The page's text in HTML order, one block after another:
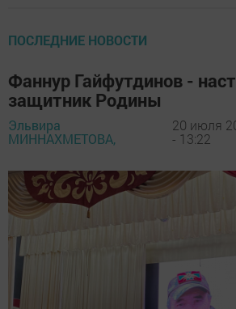
ПОСЛЕДНИЕ НОВОСТИ
Фаннур Гайфутдинов -
защитник Родины
Эльвира
МИННАХМЕТОВА,
20 июля
- 13:22